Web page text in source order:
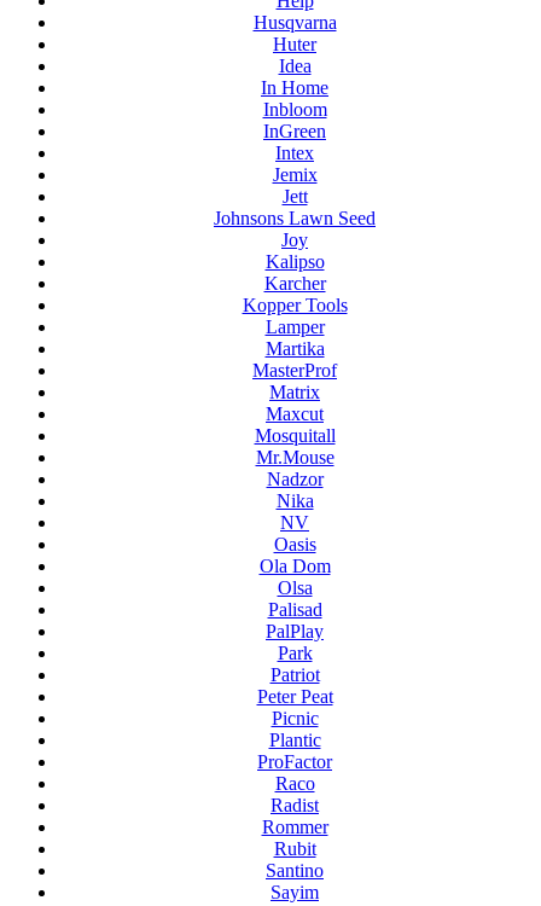
Husqvarna
Huter
Idea
In Home
Inbloom
InGreen
Intex
Jemix
Jett
Johnsons Lawn Seed
Joy
Kalipso
Karcher
Kopper Tools
Lamper
Martika
MasterProf
Matrix
Maxcut
Mosquitall
Mr.Mouse
Nadzor
Nika
NV
Oasis
Ola Dom
Olsa
Palisad
PalPlay
Park
Patriot
Peter Peat
Picnic
Plantic
ProFactor
Raco
Radist
Rommer
Rubit
Santino
Sayim